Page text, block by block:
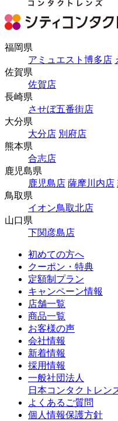
福岡県
アミュエスト博多店
佐賀県
佐賀店
長崎県
させぼ五番街店
大分県
大分店 別府店
熊本県
合志店
鹿児島県
鹿児島店 薩摩川内店
鳥取県
イオン鳥取北店
山口県
下関彦島店
初めての方へ
クーポン・特典
定額制プラン
キャンペーン情報
店舗一覧
商品一覧
お客様の声
会社情報
新着情報
採用情報
一般社団法人
日本コンタクトレン
よくあるご質問
個人情報保護方針